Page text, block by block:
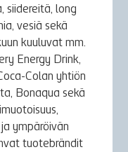
siidereitä, long
vesiä sekä
kuuluvat mm.
Energy Drink,
Colan yhtiön
Bonaqua sekä
ympäröivän
tuotebrändit